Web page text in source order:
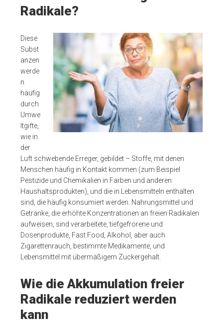
Radikale?
Diese
Subst
anzen
werde
n
häufig
durch
Umwe
ltgifte,
wie in
der
Luft schwebende Erreger, gebildet – Stoffe, mit denen
Menschen häufig in Kontakt kommen (zum Beispiel
Pestizide und Chemikalien in Farben und anderen
Haushaltsprodukten), und die in Lebensmitteln enthalten
sind, die häufig konsumiert werden. Nahrungsmittel und
Getränke, die erhöhte Konzentrationen an freien Radikalen
aufweisen, sind verarbeitete, tiefgefrorene und
Dosenprodukte, Fast Food, Alkohol, aber auch
Zigarettenrauch, bestimmte Medikamente, und
Lebensmittel mit übermäßigem Zuckergehalt.
Wie die Akkumulation freier
Radikale reduziert werden
kann